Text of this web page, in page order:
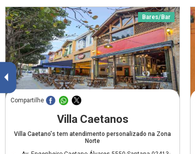
Bares/Bar
Compartilhe
Villa Caetanos
Villa Caetano's tem atendimento personalizado na Zona
Norte